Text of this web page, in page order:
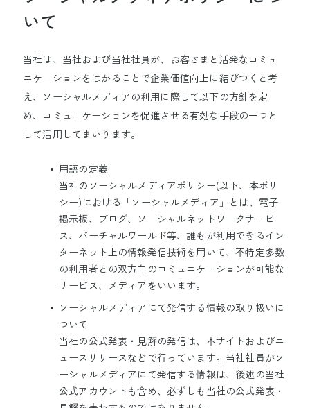
いて
当社は、当社および当社社員が、お客さまと活発なコミュ
ニケーションをはかることで企業価値向上に結びつくと考
え、ソーシャルメディアの利用に際して以下の方針を定
め、コミュニケーションを促進させる有効な手段の一つと
して活用してまいります。
用語の定義
当社のソーシャルメディアポリシー(以下、本ポリ
シー)における「ソーシャルメディア」とは、電子
掲示板、ブログ、ソーシャルネットワークサービ
ス、バーチャルワールド等、誰もが利用できるイン
ターネット上の情報発信技術を用いて、不特定多数
の利用者との双方向のコミュニケーションが可能な
サービス、メディアをいいます。
ソーシャルメディアにて発信する情報の取り扱いに
ついて
当社の公式発表・見解の発信は、本サイトおよびニ
ュースリリースなどで行っています。当社社員がソ
ーシャルメディアにて発信する情報は、後述の当社
公式アカウントも含め、必ずしも当社の公式発表・